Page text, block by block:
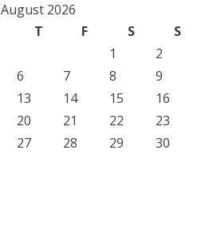
August 2026
T F S
S
1
2
6 7 8
9
13 14 15
16
20 21 22
23
27 28 29
30